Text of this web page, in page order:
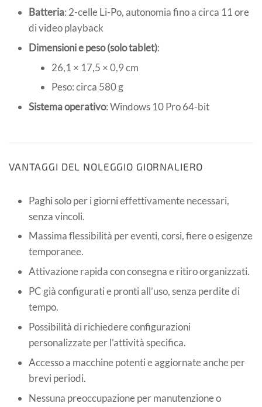
Batteria: 2-celle Li-Po, autonomia fino a circa 11 ore
di video playback
Dimensioni e peso (solo tablet):
26,1 × 17,5 × 0,9 cm
Peso: circa 580 g
Sistema operativo: Windows 10 Pro 64-bit
VANTAGGI DEL NOLEGGIO GIORNALIERO
Paghi solo per i giorni effettivamente necessari,
senza vincoli.
Massima flessibilità per eventi, corsi, fiere o esigenze
temporanee.
Attivazione rapida con consegna e ritiro organizzati.
PC già configurati e pronti all’uso, senza perdite di
tempo.
Possibilità di richiedere configurazioni
personalizzate per l’attività specifica.
Accesso a macchine potenti e aggiornate anche per
brevi periodi.
Nessuna preoccupazione per manutenzione o